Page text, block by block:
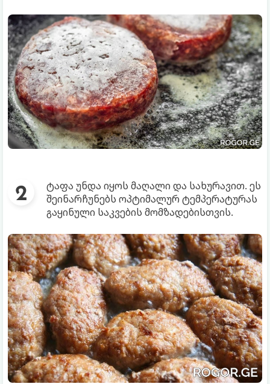
ტაფა უნდა იყოს მაღალი და სახურავით. ეს
შეინარჩუნებს ოპტიმალურ ტემპერატურას
გაყინული საკვების მომზადებისთვის.